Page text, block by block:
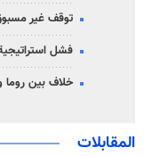
توقف غير
فشل
خلاف بين روما
المقابلات